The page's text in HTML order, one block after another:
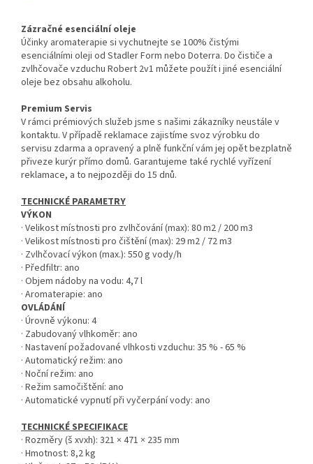
Zázračné esenciální oleje
Účinky aromaterapie si vychutnejte se 100% čistými
esenciálními oleji od Stadler Form nebo Doterra. Do čističe a
zvlhčovače vzduchu Robert 2v1 můžete použít i jiné esenciální
oleje bez obsahu alkoholu.
Premium Servis
V rámci prémiových služeb jsme s našimi zákazníky neustále v
kontaktu. V případě reklamace zajistíme svoz výrobku do
servisu zdarma a opravený a plně funkční vám jej opět bezplatně
přiveze kurýr přímo domů. Garantujeme také rychlé vyřízení
reklamace, a to nejpozději do 15 dnů.
TECHNICKÉ PARAMETRY
VÝKON
· Velikost místnosti pro zvlhčování (max): 80 m2 / 200 m3
· Velikost místnosti pro čištění (max): 29 m2 / 72 m3
· Zvlhčovací výkon (max.): 550 g vody/h
· Předfiltr: ano
· Objem nádoby na vodu: 4,7 l
· Aromaterapie: ano
OVLÁDÁNÍ
· Úrovně výkonu: 4
· Zabudovaný vlhkoměr: ano
· Nastavení požadované vlhkosti vzduchu: 35 % - 65 %
· Automatický režim: ano
· Noční režim: ano
· Režim samočištění: ano
· Automatické vypnutí při vyčerpání vody: ano
TECHNICKÉ SPECIFIKACE
· Rozměry (š xvxh): 321 × 471 × 235 mm
· Hmotnost: 8,2 kg